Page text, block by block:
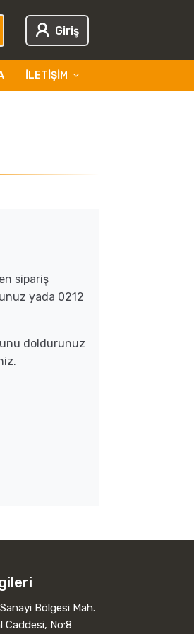
Giriş
İLETIŞIM
sipariş
yada 0212
doldurunuz
Bölgesi Mah.
Caddesi, No:8